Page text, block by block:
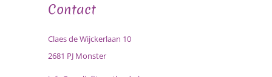
Contact
Claes de Wijckerlaan 10
2681 PJ Monster